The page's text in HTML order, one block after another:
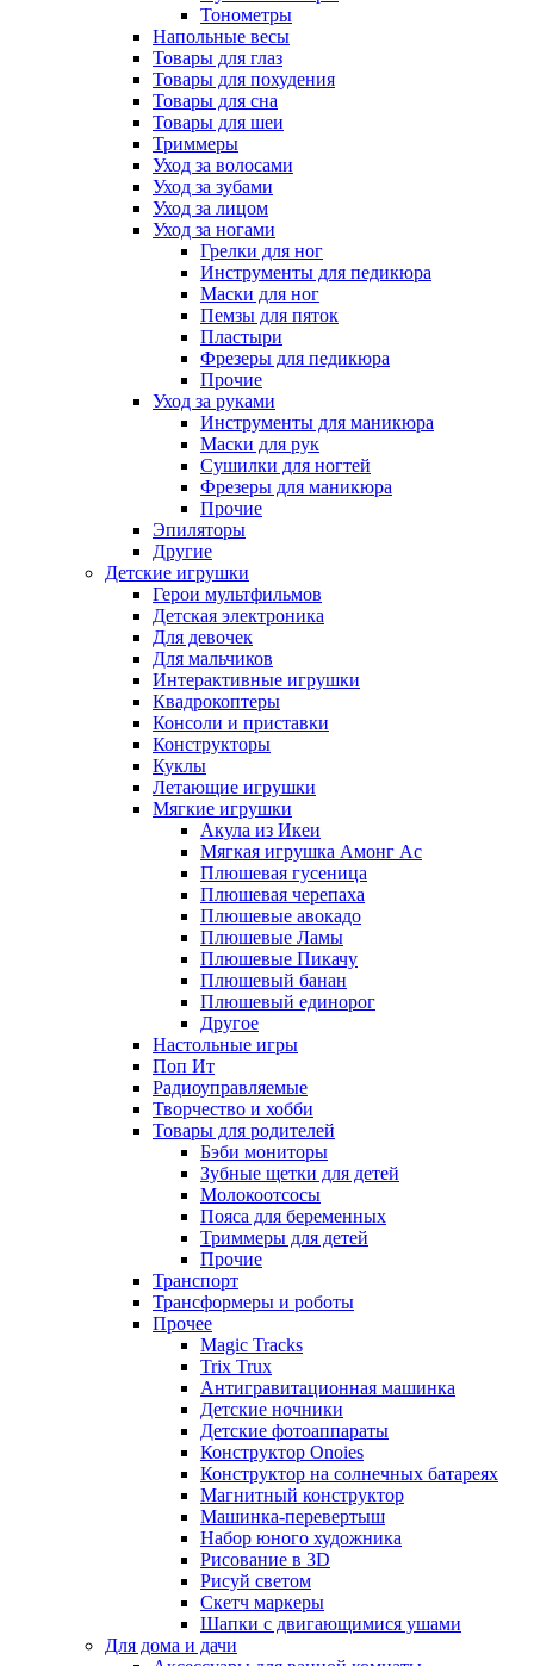
Тонометры
Напольные весы
Товары для глаз
Товары для похудения
Товары для сна
Товары для шеи
Триммеры
Уход за волосами
Уход за зубами
Уход за лицом
Уход за ногами
Грелки для ног
Инструменты для педикюра
Маски для ног
Пемзы для пяток
Пластыри
Фрезеры для педикюра
Прочие
Уход за руками
Инструменты для маникюра
Маски для рук
Сушилки для ногтей
Фрезеры для маникюра
Прочие
Эпиляторы
Другие
Детские игрушки
Герои мультфильмов
Детская электроника
Для девочек
Для мальчиков
Интерактивные игрушки
Квадрокоптеры
Консоли и приставки
Конструкторы
Куклы
Летающие игрушки
Мягкие игрушки
Акула из Икеи
Мягкая игрушка Амонг Ас
Плюшевая гусеница
Плюшевая черепаха
Плюшевые авокадо
Плюшевые Ламы
Плюшевые Пикачу
Плюшевый банан
Плюшевый единорог
Другое
Настольные игры
Поп Ит
Радиоуправляемые
Творчество и хобби
Товары для родителей
Бэби мониторы
Зубные щетки для детей
Молокоотсосы
Пояса для беременных
Триммеры для детей
Прочие
Транспорт
Трансформеры и роботы
Прочее
Magic Tracks
Trix Trux
Антигравитационная машинка
Детские ночники
Детские фотоаппараты
Конструктор Onoies
Конструктор на солнечных батареях
Магнитный конструктор
Машинка-перевертыш
Набор юного художника
Рисование в 3D
Рисуй светом
Скетч маркеры
Шапки с двигающимися ушами
Для дома и дачи